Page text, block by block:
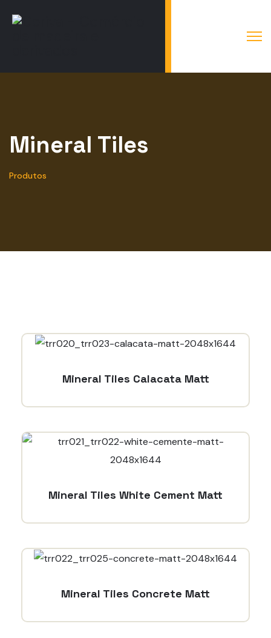
Mineral Tiles
Produtos
Mineral Tiles Calacata Matt
Mineral Tiles White Cement Matt
Mineral Tiles Concrete Matt